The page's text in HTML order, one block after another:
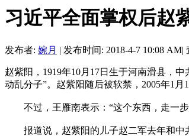
习近平全面掌权后赵
发布者: 婉月 | 发布时间: 2018-4-7 10:08 AM|
赵紫阳，1919年10月17日生于河南滑县，
动乱分子”。赵紫阳随后被软禁，2005年1
不过，王雁南表示：“这个东西，走一步
报道说，赵紫阳的儿子赵二军去年和中